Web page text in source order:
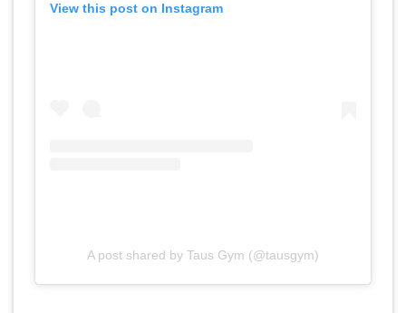
View this post on Instagram
A post shared by Taus Gym (@tausgym)